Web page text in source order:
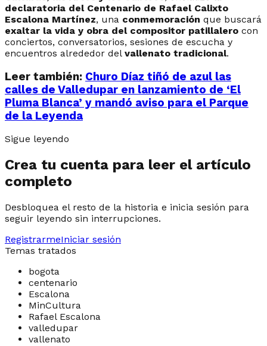
declaratoria del Centenario de Rafael Calixto
Escalona Martínez, una conmemoración que buscará
exaltar la vida y obra del compositor patillalero con
conciertos, conversatorios, sesiones de escucha y
encuentros alrededor del vallenato tradicional.
Leer también: Churo Díaz tiñó de azul las
calles de Valledupar en lanzamiento de ‘El
Pluma Blanca’ y mandó aviso para el Parque
de la Leyenda
Sigue leyendo
Crea tu cuenta para leer el artículo
completo
Desbloquea el resto de la historia e inicia sesión para
seguir leyendo sin interrupciones.
RegistrarmeIniciar sesión
Temas tratados
bogota
centenario
Escalona
MinCultura
Rafael Escalona
valledupar
vallenato